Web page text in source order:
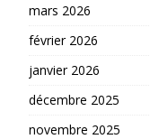
mars 2026
février 2026
janvier 2026
décembre 2025
novembre 2025